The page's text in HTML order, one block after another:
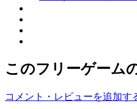
このフリーゲーム
コメント・レビューを追加す